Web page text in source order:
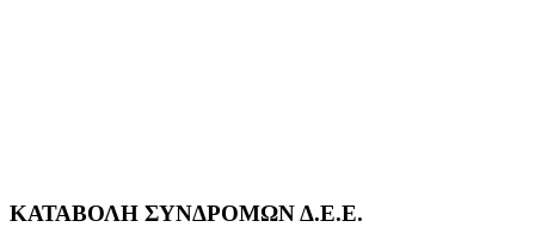
ΚΑΤΑΒΟΛΗ ΣΥΝΔΡΟΜΩΝ Δ.Ε.Ε.